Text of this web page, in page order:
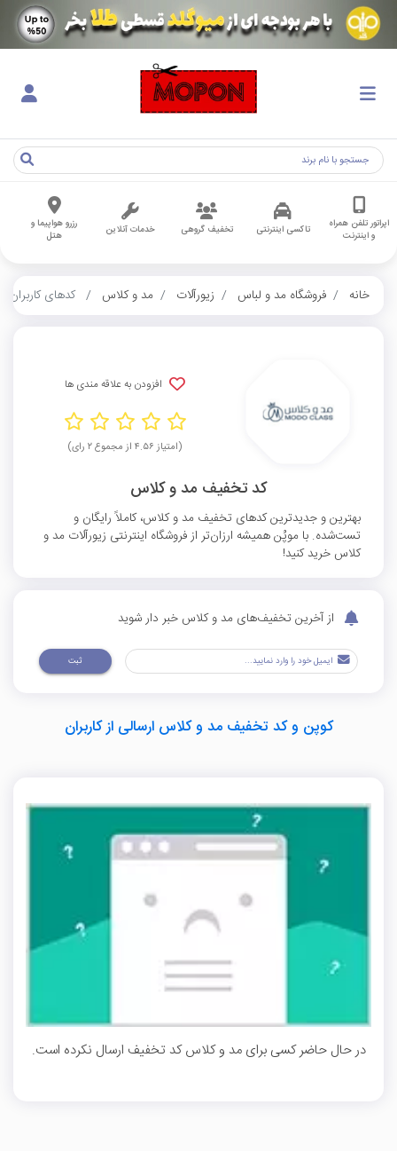
اپراتور تلفن همراه
و اینترنت
تاکسی اینترنتی تخفیف گروهی خدمات آنلاین
رزرو هواپیما و
هتل
خانه فروشگاه مد و لباس زیورآلات مد و کلاس کدهای کاربران
افزودن به علاقه مندی ها
(امتیاز ۴.۵۶ از مجموع ۲ رای)
کد تخفیف مد و کلاس
بهترین و جدیدترین کدهای تخفیف مد و کلاس، کاملاً رایگان و
تست‌شده. با موپُن همیشه ارزان‌تر از فروشگاه اینترنتی زیورآلات مد و
کلاس خرید کنید!
از آخرین تخفیف‌های مد و کلاس خبر دار شوید
ثبت
کوپن و کد تخفیف مد و کلاس ارسالی از کاربران
در حال حاضر کسی برای مد و کلاس کد تخفیف ارسال نکرده است.